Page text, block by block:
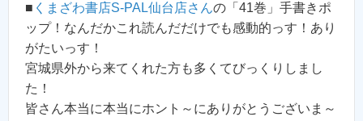
■ くまざわ書店S-PAL仙台店さんの「41巻」手書きポ
ップ！なんだかこれ読んだだけでも感動的っす！あり
がたいっす！
宮城県外から来てくれた方も多くてびっくりしまし
た！
皆さん本当に本当にホント～にありがとうございま～